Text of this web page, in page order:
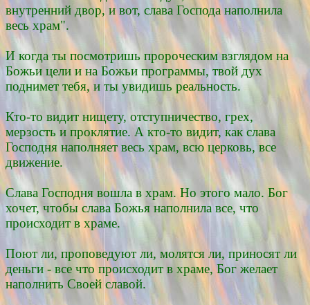
внутренний двор, и вот, слава Господа наполнила
весь храм".
И когда ты посмотришь пророческим взглядом на
Божьи цели и на Божьи программы, твой дух
поднимет тебя, и ты увидишь реальность.
Кто-то видит нищету, отступничество, грех,
мерзость и проклятие. А кто-то видит, как слава
Господня наполняет весь храм, всю церковь, все
движение.
Слава Господня вошла в храм. Но этого мало. Бог
хочет, чтобы слава Божья наполнила все, что
происходит в храме.
Поют ли, проповедуют ли, молятся ли, приносят ли
деньги - все что происходит в храме, Бог желает
наполнить Своей славой.